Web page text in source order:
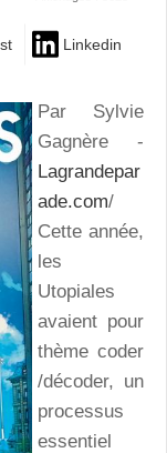
Linkedin
Par Sylvie
Gagnère -
Lagrandepar
ade.com/
Cette année,
les
Utopiales
avaient pour
thème coder
/décoder, un
processus
essentiel